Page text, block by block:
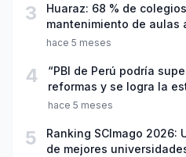
3
Huaraz: 68 % de
mantenimiento de aulas
año escolar 2026
hace 5 meses
4
“PBI de Perú podría
reformas y se logra la
hace 5 meses
5
Ranking SCImago 2026:
de mejores